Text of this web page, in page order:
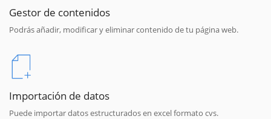
Gestor de contenidos
Podrás añadir, modificar y eliminar contenido de tu página web.
Importación de datos
Puede importar datos estructurados en excel formato cvs.